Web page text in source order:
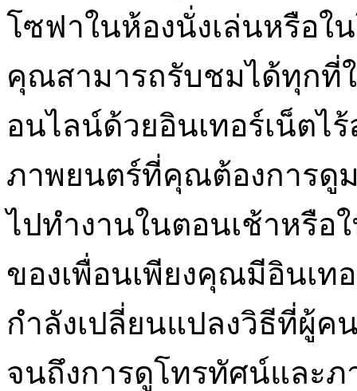
โซฟาในห้องนั่งเล่นหรือ
คุณสามารถรับชมได้ทุกที่
อนไลน์ด้วยอินเทอร์เน็ต
ภาพยนตร์ที่คุณต้องการ
ไปทำงานในตอนเช้าหรื
ของเพื่อนเพียงคุณมีอินเท
กำลังเปลี่ยนแปลงวิธีที่ผู้ค
จนถึงการดูโทรทัศน์และ